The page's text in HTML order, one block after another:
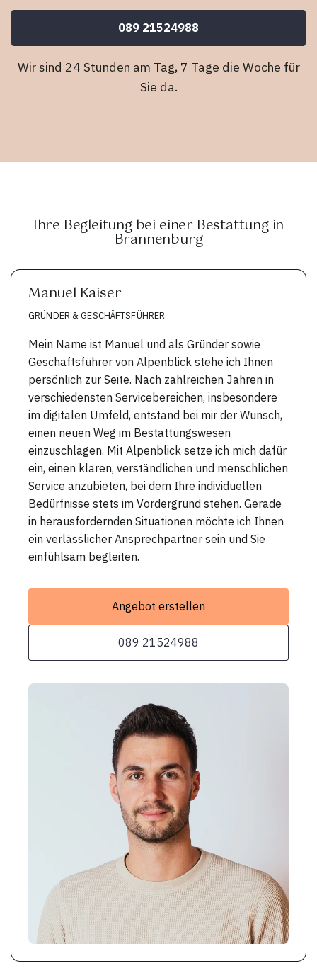
089 21524988
Wir sind 24 Stunden am Tag, 7 Tage die Woche für
Sie da.
Ihre Begleitung bei einer Bestattung in
Brannenburg
Manuel Kaiser
GRÜNDER & GESCHÄFTSFÜHRER
Mein Name ist Manuel und als Gründer sowie
Geschäftsführer von Alpenblick stehe ich Ihnen
persönlich zur Seite. Nach zahlreichen Jahren in
verschiedensten Servicebereichen, insbesondere
im digitalen Umfeld, entstand bei mir der Wunsch,
einen neuen Weg im Bestattungswesen
einzuschlagen. Mit Alpenblick setze ich mich dafür
ein, einen klaren, verständlichen und menschlichen
Service anzubieten, bei dem Ihre individuellen
Bedürfnisse stets im Vordergrund stehen. Gerade
in herausfordernden Situationen möchte ich Ihnen
ein verlässlicher Ansprechpartner sein und Sie
einfühlsam begleiten.
Angebot erstellen
089 21524988